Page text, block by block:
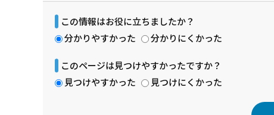
この情報はお役に立ちましたか？
分かりやすかった
分かりにくかった
このページは見つけやすかったですか？
見つけやすかった
見つけにくかった